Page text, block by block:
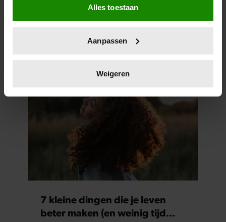
Informatie verzamelen over uw geografische
locatie, die tot een paar meter nauwkeurig kan zijn
scannen op specifieke eigenschappen (fingerprinting)
verwerkt en stel uw voorkeuren in het
intrekken in de Cookieverklaring.
We gebruiken cookies om content en advertenties te
personaliseren, om functies voor social media te bieden
en om ons websiteverkeer te analyseren. Ook delen we
informatie over uw gebruik van onze site met onze
partners voor social media, adverteren en analyse. Deze
partners kunnen deze gegevens combineren met andere
verzameld op basis van uw gebruik van hun services. U
gaat akkoord met onze cookies als u onze website blijft
Alles toestaan
Aanpassen
Weigeren
Wat als je stiekem verliefd op
7 kleine dingen die je leven
beter maken (en weinig tijd